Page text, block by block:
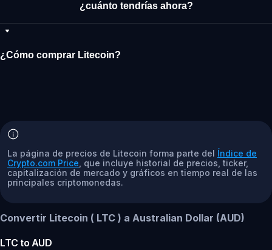
¿cuánto tendrías ahora?
¿Cómo comprar Litecoin?
La página de precios de Litecoin forma parte del Índice de
Crypto.com Price , que incluye historial de precios, ticker,
capitalización de mercado y gráficos en tiempo real de las
principales criptomonedas.
Convertir Litecoin ( LTC ) a Australian Dollar (AUD)
LTC to AUD